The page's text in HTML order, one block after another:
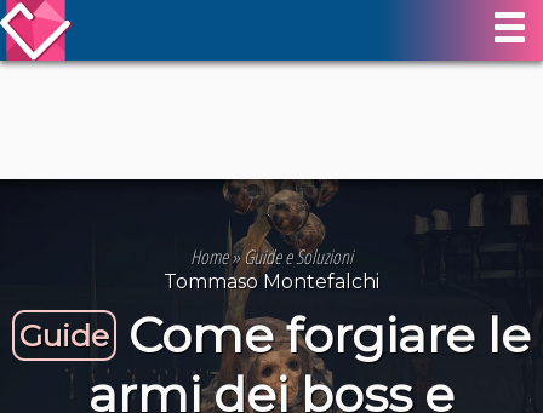
Home»Guide e Soluzioni
Tommaso Montefalchi
Guide Come forgiare le
armi dei boss e